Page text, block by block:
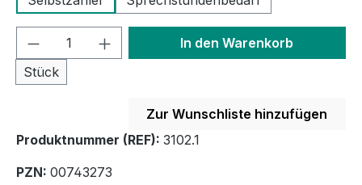
Produkt Anzahl: Gib den
Stück
In den Warenkorb
Zur Wunschliste hinzufügen
Produktnummer (REF): 3102.1
PZN: 00743273